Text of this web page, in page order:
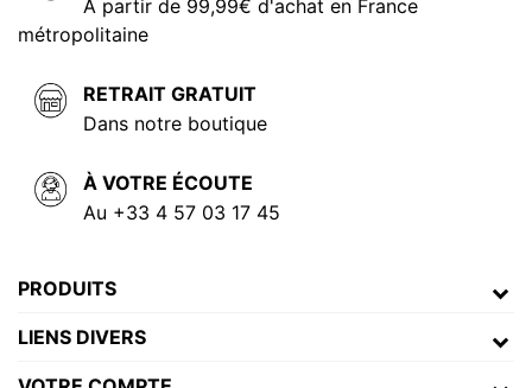
À partir de 99,99€ d'achat en France
métropolitaine
RETRAIT GRATUIT
Dans notre boutique
À VOTRE ÉCOUTE
Au +33 4 57 03 17 45
PRODUITS
LIENS DIVERS